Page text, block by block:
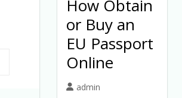
How Obtain
or Buy an
EU Passport
Online
admin